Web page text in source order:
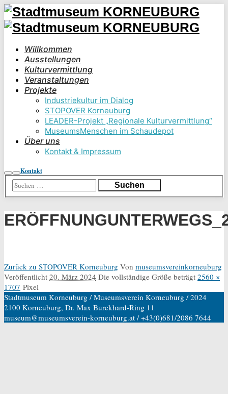
Willkommen
Ausstellungen
Kulturvermittlung
Veranstaltungen
Projekte
Industriekultur im Dialog
STOPOVER Korneuburg
LEADER-Projekt „Regionale Kulturvermittlung“
MuseumsMenschen im Schaudepot
Über uns
Kontakt & Impressum
Suchen
Hauptmenü
Kontakt
Zurück zu STOPOVER Korneuburg Von museumsvereinkorneuburg
Veröffentlicht 20. März 2024 Die vollständige Größe beträgt 2560 ×
1707 Pixel
Stadtmuseum Korneuburg / Museumsverein Korneuburg / 2024
2100 Korneuburg, Dr. Max Burckhard-Ring 11
museum@museumsverein-korneuburg.at / +43(0)681/2086 7644